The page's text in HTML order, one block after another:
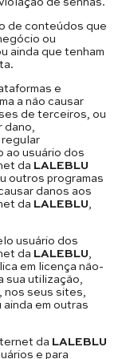
de conteúdos que
ou
ainda que tenham
e
a não causar
de terceiros, ou
ao usuário dos
da LALEBLU
outros programas
danos aos
da LALEBLU
usuário dos
da LALEBLU
em licença não-
utilização,
, nos seus sites,
em outras
da LALEBLU
e para